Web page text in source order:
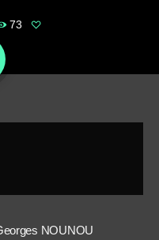
73
NOUNOU